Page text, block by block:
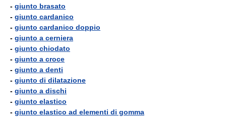
- giunto brasato
- giunto cardanico
- giunto cardanico doppio
- giunto a cerniera
- giunto chiodato
- giunto a croce
- giunto a denti
- giunto di dilatazione
- giunto a dischi
- giunto elastico
- giunto elastico ad elementi di gomma